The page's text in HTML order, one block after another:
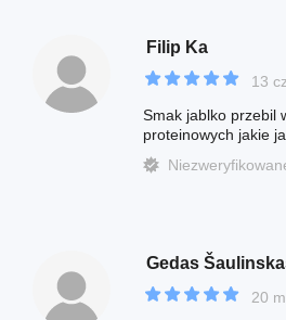
Filip Ka
13
Smak jablko przebil
proteinowych jakie
Gedas
20